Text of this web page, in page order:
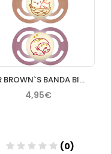
DR BROWN`S BANDA BIBERON
4,95€
(0)